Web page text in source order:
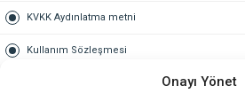
Onayı Yönet
KVKK Aydınlatma metni
Kullanım Sözleşmesi